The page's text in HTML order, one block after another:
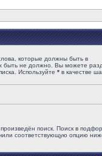
которые должны быть в
быть не должно. Вы можете
Используйте * в качестве
поиск. Поиск в
соответствующую опцию